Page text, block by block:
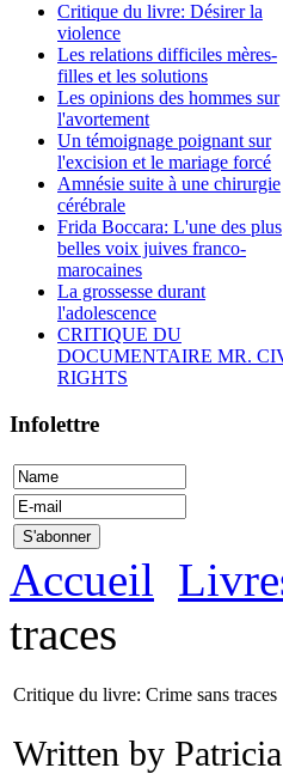
Critique du livre: Désirer la
violence
Les relations difficiles mères-
filles et les solutions
Les opinions des hommes sur
l'avortement
Un témoignage poignant sur
l'excision et le mariage forcé
Amnésie suite à une chirurgie
cérébrale
Frida Boccara: L'une des plus
belles voix juives franco-
marocaines
La grossesse durant
l'adolescence
CRITIQUE DU
DOCUMENTAIRE MR.
RIGHTS
Infolettre
Accueil
traces
Critique du livre: Crime sans traces
Written by